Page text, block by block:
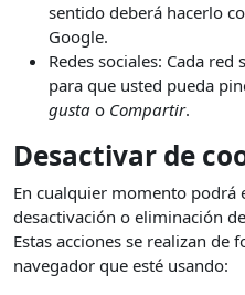
sentido deberá hacerlo
Google.
Redes sociales: Cada
para que usted pueda
gusta o Compartir.
Desactivar de
En cualquier momento podrá
desactivación o eliminación
Estas acciones se realizan
navegador que esté usando: